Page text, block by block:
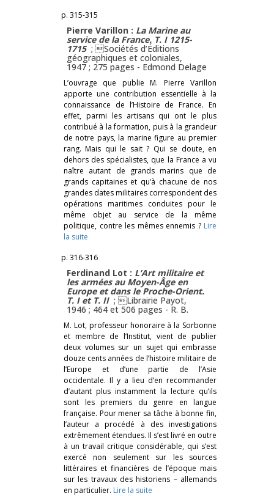
p. 315-315
Pierre Varillon : La Marine au
service de la France. T. I 1215-
1715 ; Sociétés d’Éditions
géographiques et coloniales,
1947 ; 275 pages - Edmond Delage
L’ouvrage que publie M. Pierre Varillon
apporte une contribution essentielle à la
connaissance de l’Histoire de France. En
effet, parmi les artisans qui ont le plus
contribué à la formation, puis à la grandeur
de notre pays, la marine figure au premier
rang. Mais qui le sait ? Qui se doute, en
dehors des spécialistes, que la France a vu
naître autant de grands marins que de
grands capitaines et qu’à chacune de nos
grandes dates militaires correspondent des
opérations maritimes conduites pour le
même objet au service de la même
politique, contre les mêmes ennemis ? Lire
la suite
p. 316-316
Ferdinand Lot : L’Art militaire et
les armées au Moyen-Âge en
Europe et dans le Proche-Orient.
T. Iet T. II ; Librairie Payot,
1946 ; 464 et 506 pages - R. B.
M. Lot, professeur honoraire à la Sorbonne
et membre de l’Institut, vient de publier
deux volumes sur un sujet qui embrasse
douze cents années de l’histoire militaire de
l’Europe et d’une partie de l’Asie
occidentale. Il y a lieu d’en recommander
d’autant plus instamment la lecture qu’ils
sont les premiers du genre en langue
française. Pour mener sa tâche à bonne fin,
l’auteur a procédé à des investigations
extrêmement étendues. Il s’est livré en outre
à un travail critique considérable, qui s’est
exercé non seulement sur les sources
littéraires et financières de l’époque mais
sur les travaux des historiens – allemands
en particulier. Lire la suite